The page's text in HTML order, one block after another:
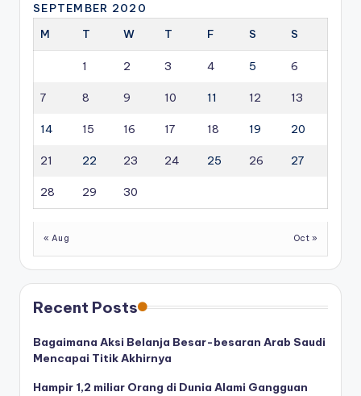
SEPTEMBER 2020
M
T W T F S S
1 2 3 4 5 6
7 8 9 10 11 12 13
14 15 16 17 18 19 20
21 22 23 24 25 26 27
28 29 30
« Aug Oct »
Recent Posts
Bagaimana Aksi Belanja Besar-besaran Arab Saudi
Mencapai Titik Akhirnya
Hampir 1,2 miliar Orang di Dunia Alami Gangguan